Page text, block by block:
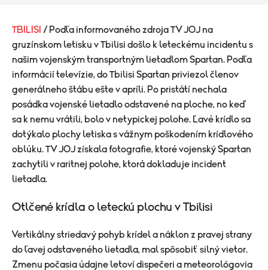
TBILISI / Podľa informovaného zdroja TV JOJ na
gruzínskom letisku v Tbilisi došlo k leteckému incidentu s
našim vojenským transportným lietadlom Spartan. Podľa
informácií televízie, do Tbilisi Spartan priviezol členov
generálneho štábu ešte v apríli. Po pristátí nechala
posádka vojenské lietadlo odstavené na ploche, no keď
sa k nemu vrátili, bolo v netypickej polohe. Ľavé krídlo sa
dotýkalo plochy letiska s vážnym poškodením krídlového
oblúku. TV JOJ získala fotografie, ktoré vojenský Spartan
zachytili v raritnej polohe, ktorá dokladuje incident
lietadla.
Otlčené krídla o leteckú plochu v Tbilisi
Vertikálny striedavý pohyb krídel a náklon z pravej strany
do ľavej odstaveného lietadla, mal spôsobiť silný vietor.
Zmenu počasia údajne letoví dispečeri a meteorológovia